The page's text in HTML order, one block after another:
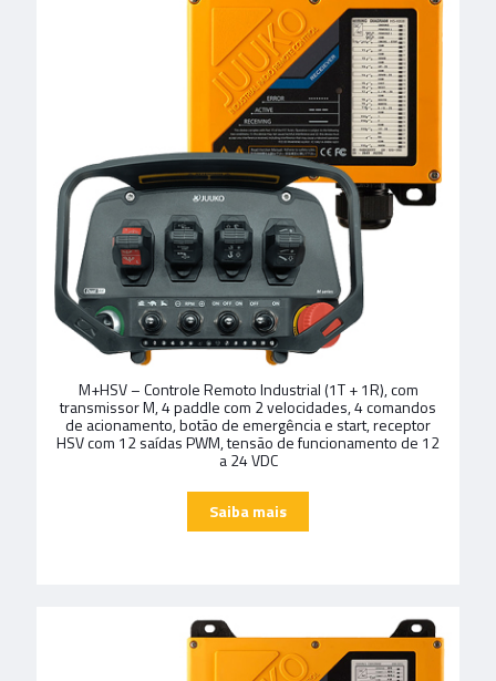
M+HSV – Controle Remoto Industrial (1T + 1R), com
transmissor M, 4 paddle com 2 velocidades, 4 comandos
de acionamento, botão de emergência e start, receptor
HSV com 12 saídas PWM, tensão de funcionamento de 12
a 24 VDC